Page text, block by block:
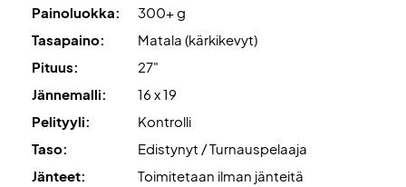
Koe maksimaalinen spinni ja kontrolli Yonex Vcore 98
HUOM: TOIMITETAAN ILMAN JÄNTEITÄ. Suosittelemme
tilaamaan myös ammattilaistasoisen jännityspalvelun.
Asiantuntijan vinkki: Tähän mailaan suosittelemme
Painoluokka:
300+ g
Tasapaino:
Matala (kärkikevyt)
Pituus:
27"
Jännemalli:
16 x 19
Pelityyli:
Kontrolli
Taso:
Edistynyt / Turnauspelaaja
Jänteet:
Toimitetaan ilman jänteitä